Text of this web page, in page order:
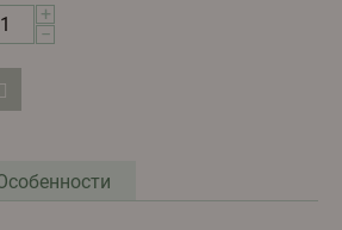
+
−